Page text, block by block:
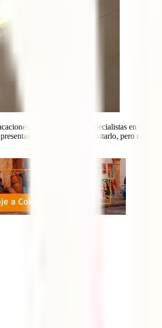
En IATI Global, especialistas en
7 razones para visitarlo, pero